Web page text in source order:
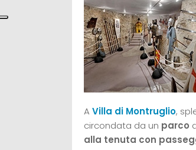
A Villa di Montruglio,
circondata da un parco
alla tenuta con